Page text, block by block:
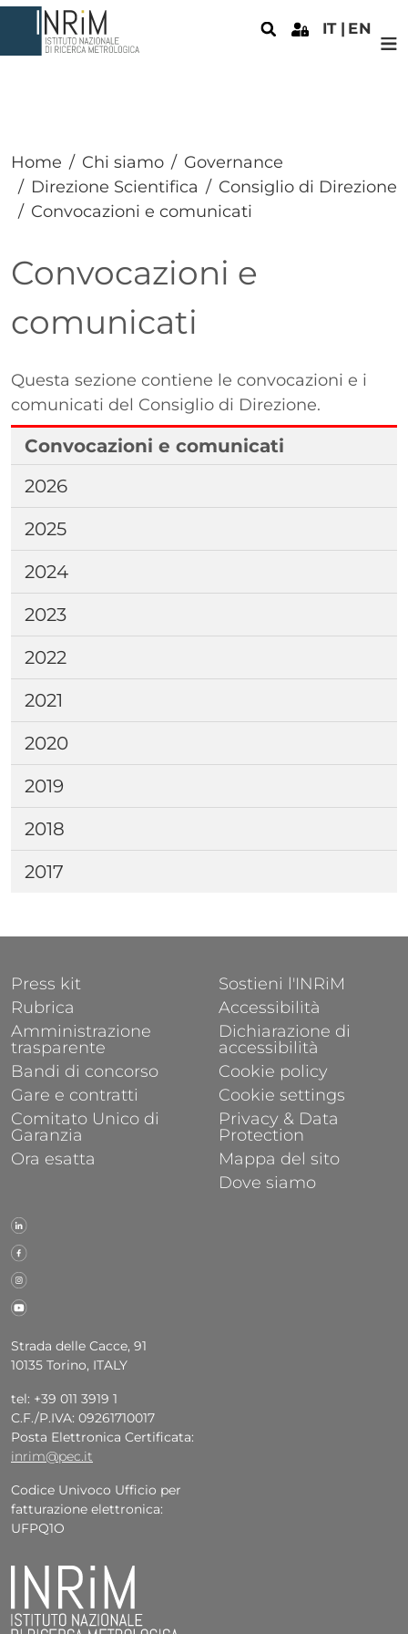
Salta al contenuto principale
IT EN
Home Chi siamo
Governance
Direzione Scientifica
Consiglio di Direzione
Convocazioni e comunicati
Convocazioni e
comunicati
Paragrafo
Questa sezione contiene le convocazioni e i
comunicati del Consiglio di Direzione.
Convocazioni e comunicati
2026
2025
2024
2023
2022
2021
2020
2019
2018
2017
Strada delle Cacce, 91
10135 Torino, ITALY
tel: +39 011 3919 1
C.F./P.IVA: 09261710017
Posta Elettronica Certificata:
inrim@pec.it
Codice Univoco Ufficio per
fatturazione elettronica:
UFPQ1O
FOOTER 1
Press kit
Rubrica
Amministrazione
trasparente
Bandi di concorso
Gare e contratti
Comitato Unico di
Garanzia
Ora esatta
FOOTER 2
Sostieni l'INRiM
Accessibilità
Dichiarazione di
accessibilità
Cookie policy
Cookie settings
Privacy & Data
Protection
Mappa del sito
Dove siamo